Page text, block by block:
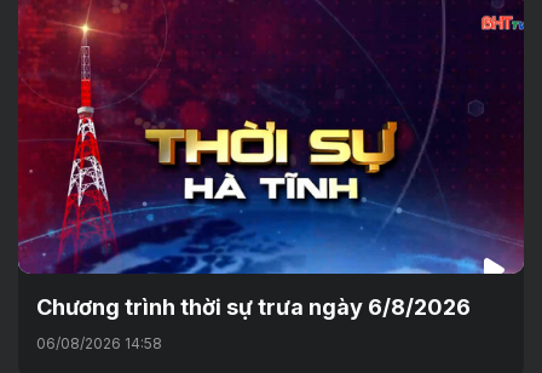
Chương trình thời sự trưa ngày 6/8/2026
06/08/2026 14:58